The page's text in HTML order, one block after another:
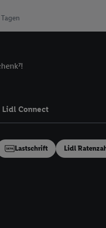
Lidl Connect
Lastschrift Lidl
Online-Kennung
verwenden
E-Mail-
verfügbar ist.
und einer
von Dritten betrieben
speziell zur
generell zu
„Nutzung der
(nur für
Utiq